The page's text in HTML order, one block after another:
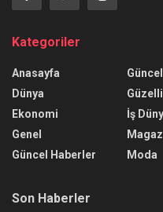
Kategoriler
Anasayfa
Dünya
Ekonomi
Genel
Güncel Haberler
İş
Moda
Son Haberler